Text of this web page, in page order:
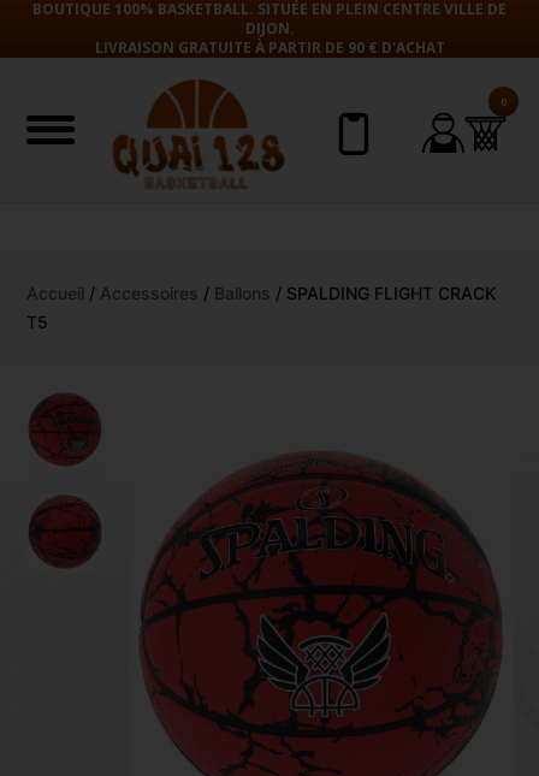
contenu
BOUTIQUE 100% BASKETBALL. SITUÉE EN PLEIN CENTRE VILLE DE
DIJON.
LIVRAISON GRATUITE À PARTIR DE 90 € D'ACHAT
0
Accueil / Accessoires / Ballons / SPALDING FLIGHT CRACK
T5